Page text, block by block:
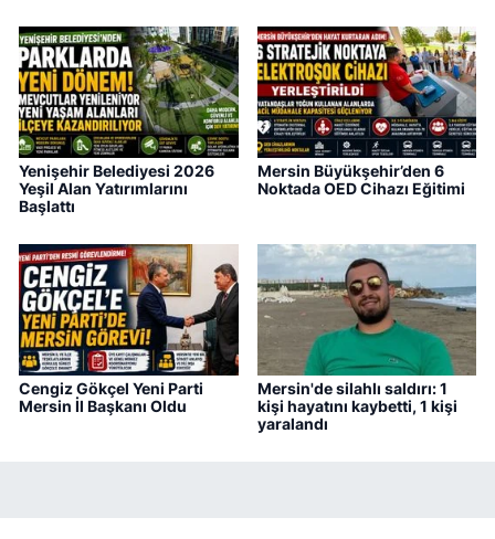
Yenişehir Belediyesi 2026
Yeşil Alan Yatırımlarını
Başlattı
Mersin Büyükşehir’den 6
Noktada OED Cihazı Eğitimi
Cengiz Gökçel Yeni Parti
Mersin İl Başkanı Oldu
Mersin'de silahlı saldırı: 1
kişi hayatını kaybetti, 1 kişi
yaralandı